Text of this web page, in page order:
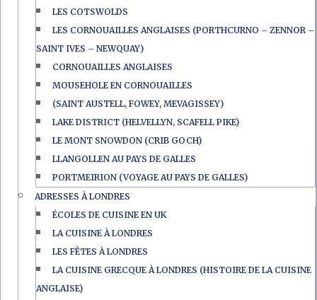
LES COTSWOLDS
LES CORNOUAILLES ANGLAISES (PORTHCURNO – ZENNOR –
SAINT IVES – NEWQUAY)
CORNOUAILLES ANGLAISES
MOUSEHOLE EN CORNOUAILLES
(SAINT AUSTELL, FOWEY, MEVAGISSEY)
LAKE DISTRICT (HELVELLYN, SCAFELL PIKE)
LE MONT SNOWDON (CRIB GOCH)
LLANGOLLEN AU PAYS DE GALLES
PORTMEIRION (VOYAGE AU PAYS DE GALLES)
ADRESSES À LONDRES
ÉCOLES DE CUISINE EN UK
LA CUISINE À LONDRES
LES FÊTES À LONDRES
LA CUISINE GRECQUE À LONDRES (HISTOIRE DE LA CUISINE
ANGLAISE)